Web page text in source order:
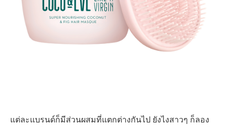
แต่ละแบรนด์ก็มีส่วนผสมที่แตกต่างกันไป ยังไงสาวๆ ก็ลอง